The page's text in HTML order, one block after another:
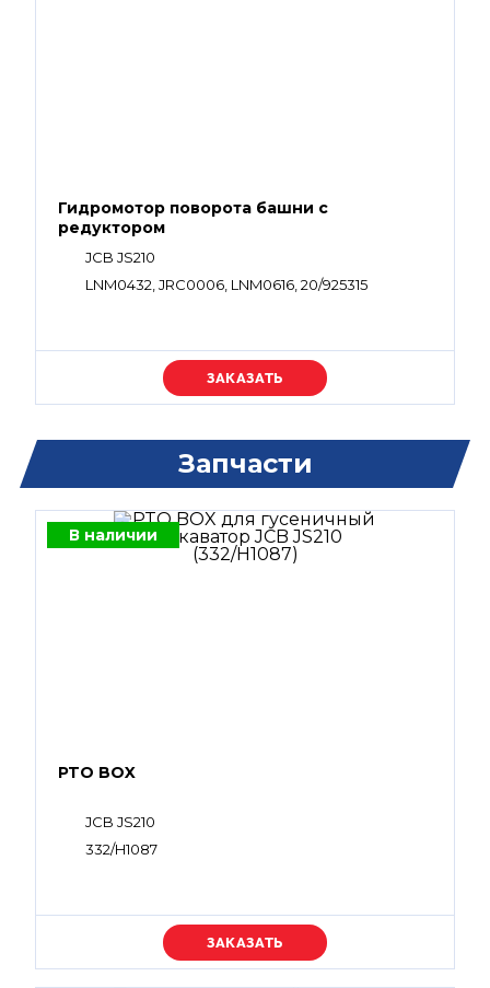
Гидромотор поворота башни с
редуктором
JCB JS210
LNM0432, JRC0006, LNM0616, 20/925315
Уточняйте цену
Запчасти
В наличии
PTO BOX
JCB JS210
332/H1087
Уточняйте цену